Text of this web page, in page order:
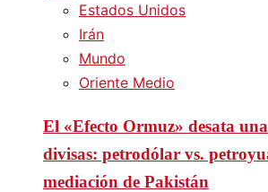
Estados Unidos
Irán
Mundo
Oriente Medio
El «Efecto Ormuz» desata
divisas: petrodólar vs.
mediación de Pakistán